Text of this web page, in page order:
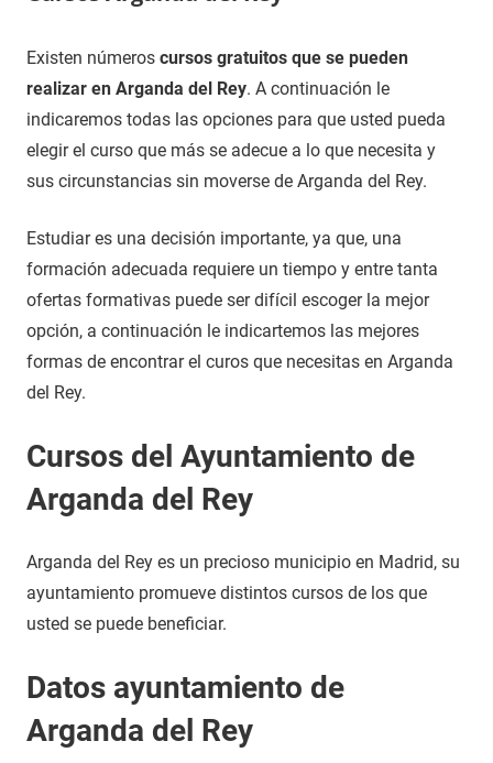
9
de
diciembre
2020
Maria
Cursos
en
Madrid
Existen números cursos gratuitos que se pueden
realizar en Arganda del Rey. A continuación le
indicaremos todas las opciones para que usted pueda
elegir el curso que más se adecue a lo que necesita y
sus circunstancias sin moverse de Arganda del Rey.
Estudiar es una decisión importante, ya que, una
formación adecuada requiere un tiempo y entre tanta
ofertas formativas puede ser difícil escoger la mejor
opción, a continuación le indicartemos las mejores
formas de encontrar el curos que necesitas en Arganda
del Rey.
Cursos del Ayuntamiento de
Arganda del Rey
Arganda del Rey es un precioso municipio en Madrid, su
ayuntamiento promueve distintos cursos de los que
usted se puede beneficiar.
Datos ayuntamiento de
Arganda del Rey